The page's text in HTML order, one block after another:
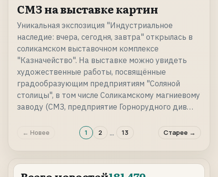
СМЗ на выставке картин
Уникальная экспозиция "Индустриальное
наследие: вчера, сегодня, завтра" открылась в
соликамском выставочном комплексе
"Казначейство". На выставке можно увидеть
художественные работы, посвящённые
градообразующим предприятиям "Соляной
столицы", в том числе Соликамскому магниевому
заводу (СМЗ, предприятие Горнорудного див…
← Новее 1 2 … 13 Старее →